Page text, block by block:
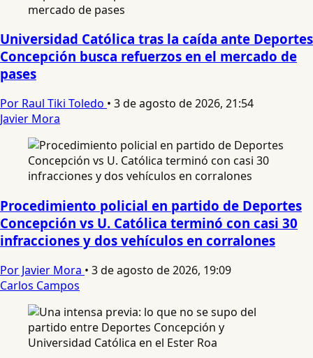
Universidad Católica tras la caída ante Deportes
Concepción busca refuerzos en el mercado de
pases
Por Raul Tiki Toledo • 3 de agosto de 2026, 21:54
Javier Mora
Procedimiento policial en partido de Deportes
Concepción vs U. Católica terminó con casi 30
infracciones y dos vehículos en corralones
Por Javier Mora • 3 de agosto de 2026, 19:09
Carlos Campos